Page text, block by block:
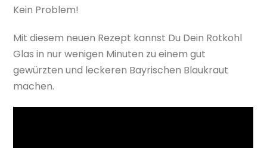
Kein Problem!
Mit diesem neuen Rezept kannst Du Dein Rotkohl
Glas in nur wenigen Minuten zu einem gut
gewürzten und leckeren Bayrischen Blaukraut
machen.